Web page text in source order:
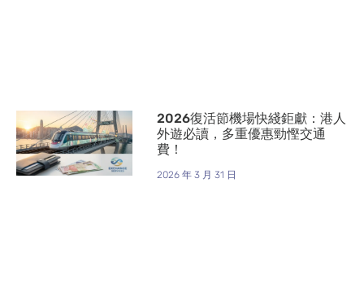
2026復活節機場快綫鉅獻：港人
外遊必讀，多重優惠勁慳交通
費！
2026 年 3 月 31 日